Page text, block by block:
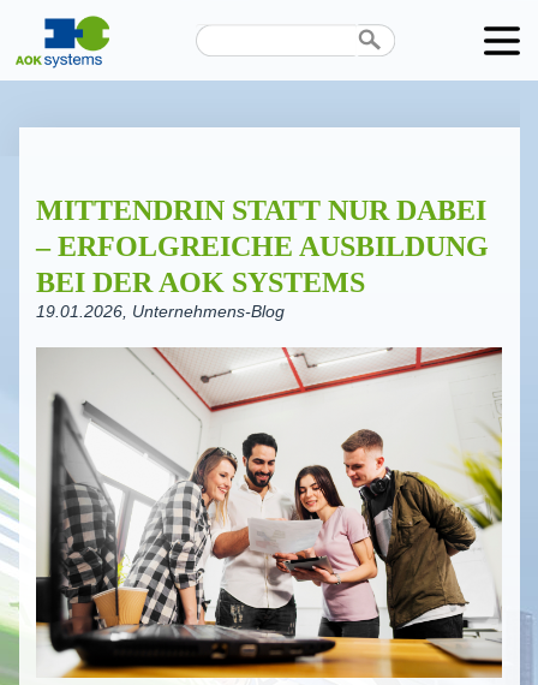
MITTENDRIN STATT NUR DABEI
– ERFOLGREICHE AUSBILDUNG
BEI DER AOK SYSTEMS
19.01.2026, Unternehmens-Blog
Karriere
News
Termine
Kontakt
Datenschutz